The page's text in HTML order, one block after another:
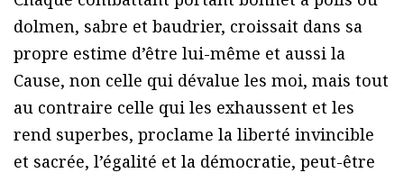
dolmen, sabre et baudrier, croissait dans sa
propre estime d’être lui-même et aussi la
Cause, non celle qui dévalue les moi, mais tout
au contraire celle qui les exhaussent et les
rend superbes, proclame la liberté invincible
et sacrée, l’égalité et la démocratie, peut-être